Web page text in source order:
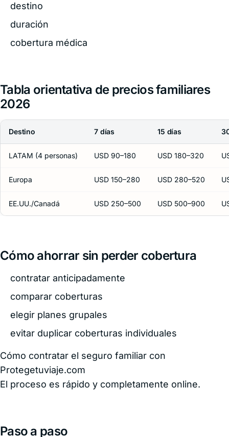
destino
duración
cobertura médica
Tabla orientativa de precios familiares
2026
Destino 7 días 15 días
LATAM (4 personas) USD 90–180 USD 180–320
Europa USD 150–280 USD 280–520
EE.UU./Canadá USD 250–500 USD 500–900
Cómo ahorrar sin perder cobertura
contratar anticipadamente
comparar coberturas
elegir planes grupales
evitar duplicar coberturas individuales
Cómo contratar el seguro familiar con
Protegetuviaje.com
El proceso es rápido y completamente online.
Paso a paso